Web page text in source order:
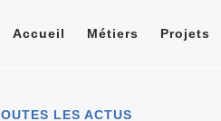
Accueil Métiers Projets
LES ACTUS